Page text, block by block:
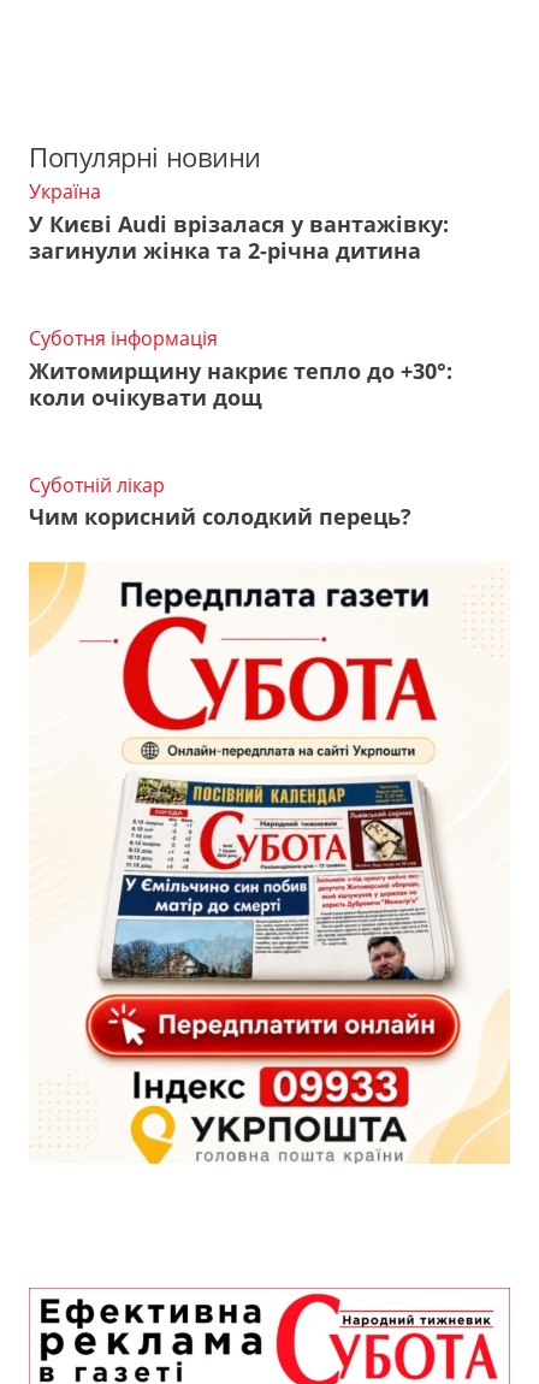
Популярні новини
Україна
У Києві Audi врізалася у вантажівку:
загинули жінка та 2-річна дитина
Суботня інформація
Житомирщину накриє тепло до +30°:
коли очікувати дощ
Суботній лікар
Чим корисний солодкий перець?